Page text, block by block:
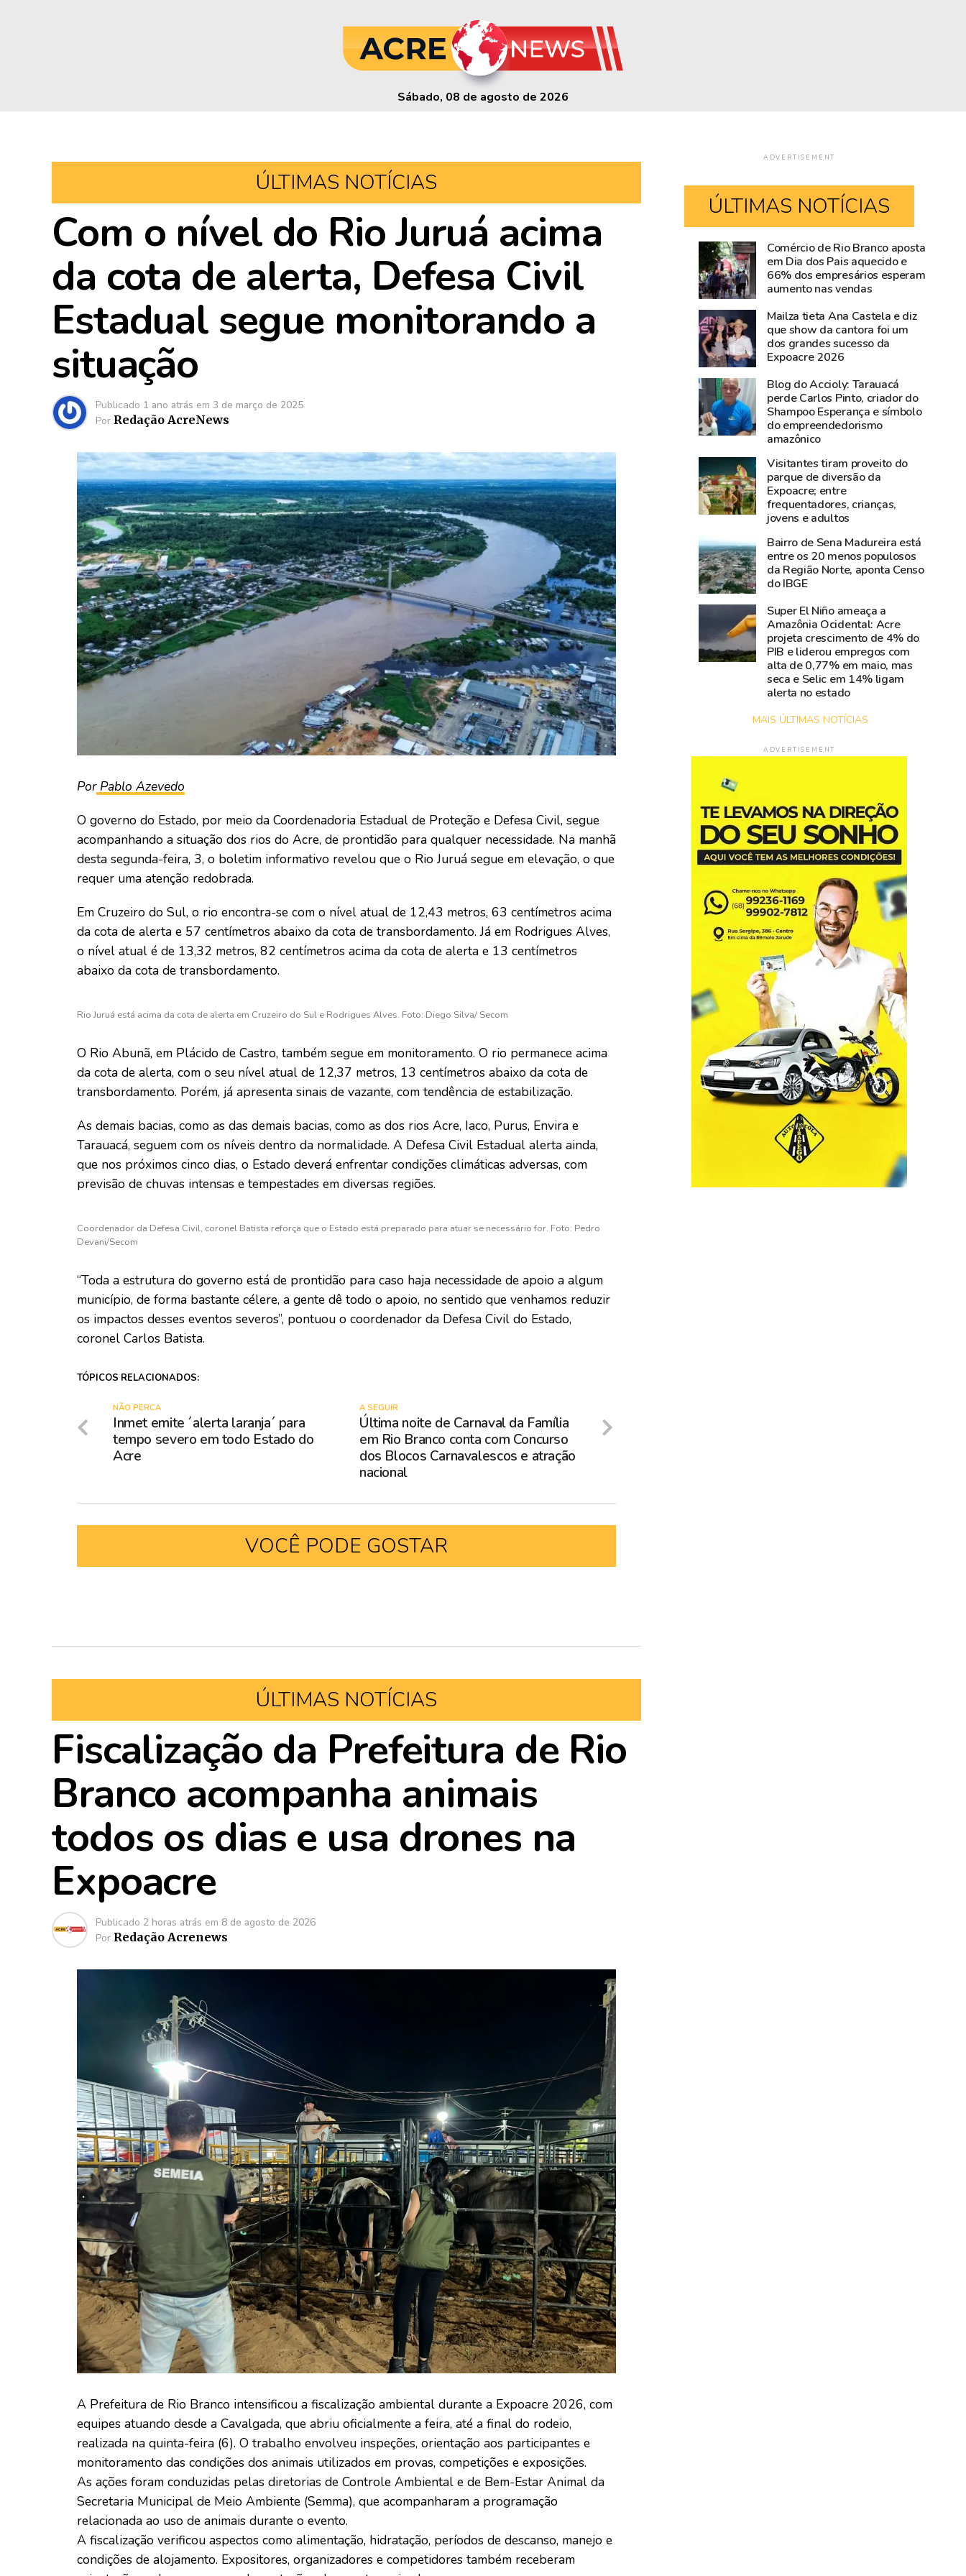
Sábado, 08 de agosto de 2026
ÚLTIMAS NOTÍCIAS
Com o nível do Rio Juruá acima
da cota de alerta, Defesa Civil
Estadual segue monitorando a
situação
Publicado 1 ano atrás em 3 de março de 2025
Por Redação AcreNews
Por Pablo Azevedo
O governo do Estado, por meio da Coordenadoria Estadual de Proteção e Defesa Civil, segue
acompanhando a situação dos rios do Acre, de prontidão para qualquer necessidade. Na manhã
desta segunda-feira, 3, o boletim informativo revelou que o Rio Juruá segue em elevação, o que
requer uma atenção redobrada.
Em Cruzeiro do Sul, o rio encontra-se com o nível atual de 12,43 metros, 63 centímetros acima
da cota de alerta e 57 centímetros abaixo da cota de transbordamento. Já em Rodrigues Alves,
o nível atual é de 13,32 metros, 82 centímetros acima da cota de alerta e 13 centímetros
abaixo da cota de transbordamento.
Rio Juruá está acima da cota de alerta em Cruzeiro do Sul e Rodrigues Alves. Foto: Diego Silva/ Secom
O Rio Abunã, em Plácido de Castro, também segue em monitoramento. O rio permanece acima
da cota de alerta, com o seu nível atual de 12,37 metros, 13 centímetros abaixo da cota de
transbordamento. Porém, já apresenta sinais de vazante, com tendência de estabilização.
As demais bacias, como as das demais bacias, como as dos rios Acre, Iaco, Purus, Envira e
Tarauacá, seguem com os níveis dentro da normalidade. A Defesa Civil Estadual alerta ainda,
que nos próximos cinco dias, o Estado deverá enfrentar condições climáticas adversas, com
previsão de chuvas intensas e tempestades em diversas regiões.
Coordenador da Defesa Civil, coronel Batista reforça que o Estado está preparado para atuar se necessário for. Foto: Pedro
Devani/Secom
“Toda a estrutura do governo está de prontidão para caso haja necessidade de apoio a algum
município, de forma bastante célere, a gente dê todo o apoio, no sentido que venhamos reduzir
os impactos desses eventos severos”, pontuou o coordenador da Defesa Civil do Estado,
coronel Carlos Batista.
TÓPICOS RELACIONADOS:
A SEGUIR
Última noite de Carnaval da Família
em Rio Branco conta com Concurso
dos Blocos Carnavalescos e atração
nacional
NÃO PERCA
Inmet emite ´alerta laranja´ para
tempo severo em todo Estado do
Acre
VOCÊ PODE GOSTAR
ÚLTIMAS NOTÍCIAS
Fiscalização da Prefeitura de Rio
Branco acompanha animais
todos os dias e usa drones na
Expoacre
Publicado 2 horas atrás em 8 de agosto de 2026
Por Redação Acrenews
A Prefeitura de Rio Branco intensificou a fiscalização ambiental durante a Expoacre 2026, com
equipes atuando desde a Cavalgada, que abriu oficialmente a feira, até a final do rodeio,
realizada na quinta-feira (6). O trabalho envolveu inspeções, orientação aos participantes e
monitoramento das condições dos animais utilizados em provas, competições e exposições.
As ações foram conduzidas pelas diretorias de Controle Ambiental e de Bem-Estar Animal da
Secretaria Municipal de Meio Ambiente (Semma), que acompanharam a programação
relacionada ao uso de animais durante o evento.
A fiscalização verificou aspectos como alimentação, hidratação, períodos de descanso, manejo e
condições de alojamento. Expositores, organizadores e competidores também receberam
ADVERTISEMENT
ÚLTIMAS NOTÍCIAS
Jornalista
Gina
Menezes,
dona
do
Folha
do
Acre,
oferece
jantar
de
imprensa
AcreNews,
Alto
Acre
Voz
do
Norte
Rio
Branco
Street
Music
lançado
na
Expoacre
com
proposta
de
músicos
locais
ocupar
espaços
públicos
Comércio de Rio Branco aposta
em Dia dos Pais aquecido e
66% dos empresários esperam
aumento nas vendas
Mailza tieta Ana Castela e diz
que show da cantora foi um
dos grandes sucesso da
Expoacre 2026
Blog do Accioly: Tarauacá
perde Carlos Pinto, criador do
Shampoo Esperança e símbolo
do empreendedorismo
amazônico
Visitantes tiram proveito do
parque de diversão da
Expoacre; entre
frequentadores, crianças,
jovens e adultos
Bairro de Sena Madureira está
entre os 20 menos populosos
da Região Norte, aponta Censo
do IBGE
Super El Niño ameaça a
Amazônia Ocidental: Acre
projeta crescimento de 4% do
PIB e liderou empregos com
alta de 0,77% em maio, mas
seca e Selic em 14% ligam
alerta no estado
MAIS ÚLTIMAS NOTÍCIAS
ADVERTISEMENT